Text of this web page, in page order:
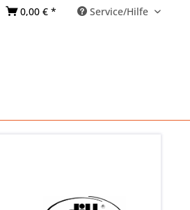
0,00 € * Service/Hilfe